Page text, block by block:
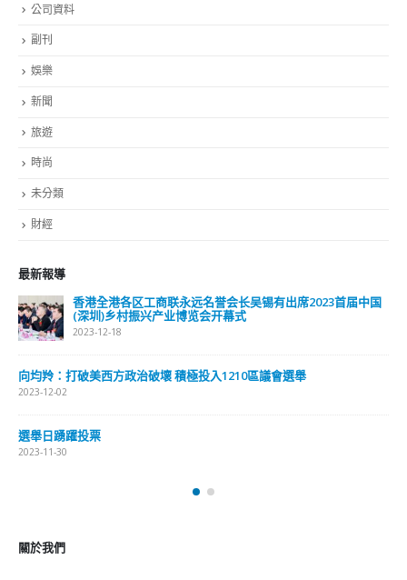
公司資料
副刊
娛樂
新聞
旅遊
時尚
未分類
財經
最新報導
香港全港各区工商联永远名誉会长吴锡有出席2023首届中国
(深圳)乡村振兴产业博览会开幕式
2023-12-18
向均羚：打破美西方政治破壞 積極投入1210區議會選舉
2023-12-02
選舉日踴躍投票
2023-11-30
關於我們